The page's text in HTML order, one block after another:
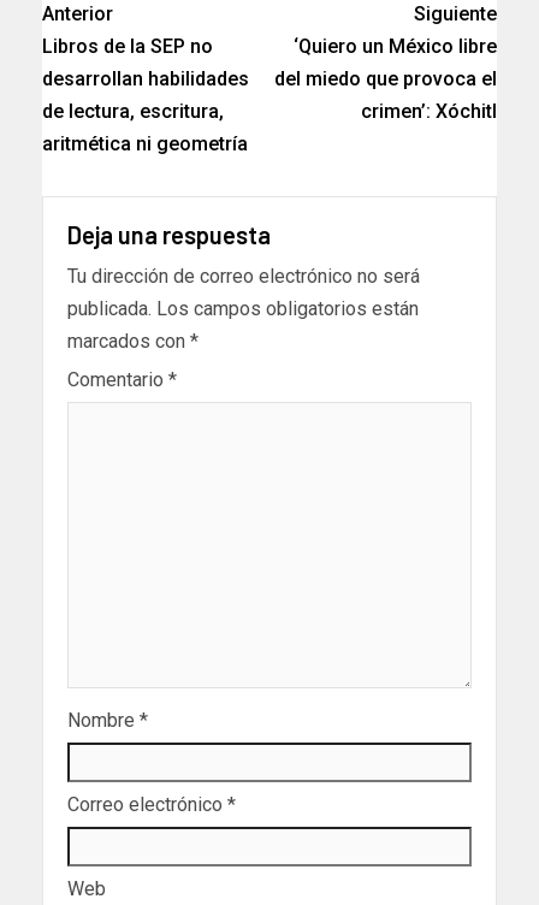
Anterior
Libros de la SEP no
desarrollan habilidades
de lectura, escritura,
aritmética ni geometría
Siguiente
‘Quiero un México libre
del miedo que provoca el
crimen’: Xóchitl
Deja una respuesta
Tu dirección de correo electrónico no será
publicada. Los campos obligatorios están
marcados con *
Comentario *
Nombre *
Correo electrónico *
Web